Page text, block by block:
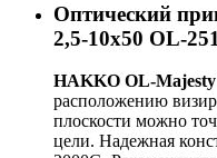
Оптический
2,5-10x50 OL-
HAKKO OL-Majesty
расположению
плоскости можно
цели. Надежная